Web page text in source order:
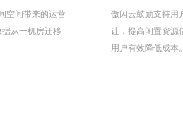
空间带来的运营
从一机房迁移
傲闪云鼓励支持用
让，提高闲置资源
用户有效降低成本